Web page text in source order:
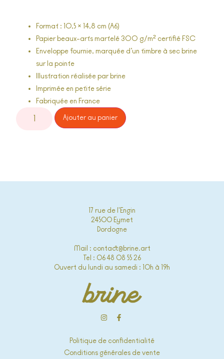
Format : 10,5 × 14,8 cm (A6)
Papier beaux-arts martelé 300 g/m² certifié FSC
Enveloppe fournie, marquée d’un timbre à sec brine
sur la pointe
Illustration réalisée par brine
Imprimée en petite série
Fabriquée en France
Ajouter au panier
17 rue de l'Engin
24500 Eymet
Dordogne
Mail : contact@brine.art
Tel : 06 48 08 55 26
Ouvert du lundi au samedi : 10h à 19h
Politique de confidentialité
Conditions générales de vente